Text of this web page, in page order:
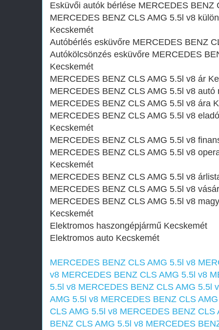
Esküvői autók bérlése MERCEDES BENZ
MERCEDES BENZ CLS AMG 5.5l v8
Kecskemét
Autóbérlés esküvőre MERCEDES BENZ
Autókölcsönzés esküvőre MERCEDES
Kecskemét
MERCEDES BENZ CLS AMG 5.5l v8 ár
MERCEDES BENZ CLS AMG 5.5l v8
MERCEDES BENZ CLS AMG 5.5l v8 ára
MERCEDES BENZ CLS AMG 5.5l v8
Kecskemét
MERCEDES BENZ CLS AMG 5.5l v8
MERCEDES BENZ CLS AMG 5.5l v8
Kecskemét
MERCEDES BENZ CLS AMG 5.5l v8
MERCEDES BENZ CLS AMG 5.5l v8
MERCEDES BENZ CLS AMG 5.5l v8
Kecskemét
Elektromos haszongépjármű‎ Kecskemét
Elektromos auto‎ Kecskemét
MERCEDES BENZ CLS AMG 5.5l v8
v8 MERCEDES BENZ CLS AMG 5.5l v8
5.5l v8 MERCEDES BENZ CLS AMG 5.5l
AMG 5.5l v8 MERCEDES BENZ CLS
CLS AMG 5.5l v8 MERCEDES BENZ CLS
BENZ CLS AMG 5.5l v8 MERCEDES